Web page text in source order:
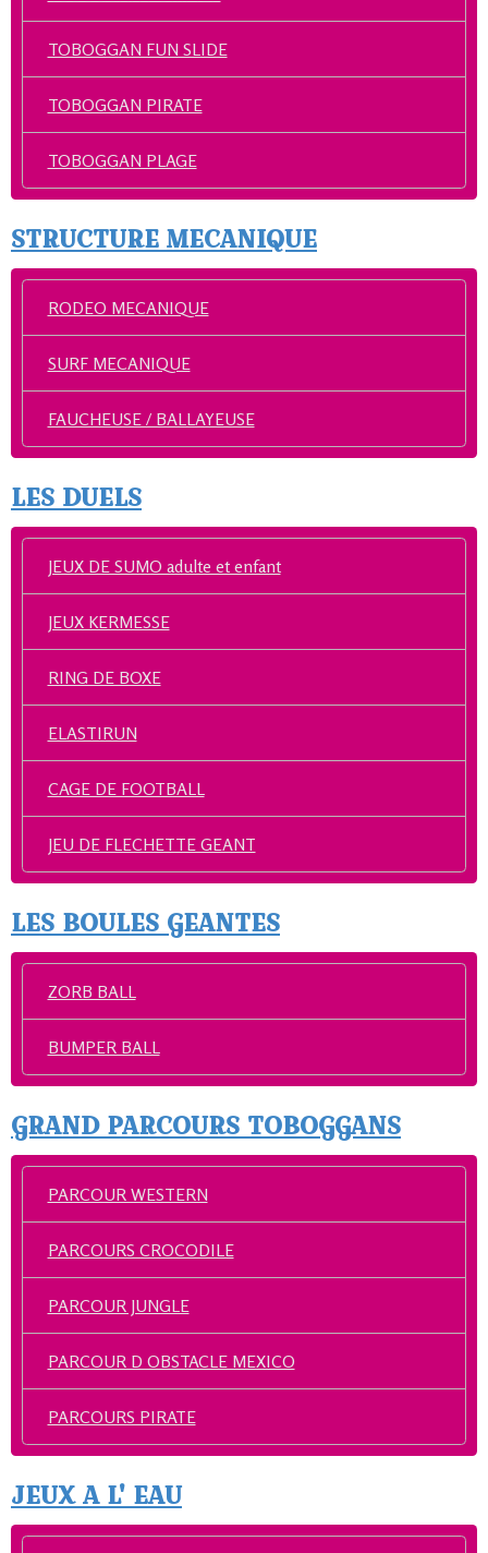
TOBOGGAN FUN SLIDE
TOBOGGAN PIRATE
TOBOGGAN PLAGE
STRUCTURE MECANIQUE
RODEO MECANIQUE
SURF MECANIQUE
FAUCHEUSE / BALLAYEUSE
LES DUELS
JEUX DE SUMO adulte et enfant
JEUX KERMESSE
RING DE BOXE
ELASTIRUN
CAGE DE FOOTBALL
JEU DE FLECHETTE GEANT
LES BOULES GEANTES
ZORB BALL
BUMPER BALL
GRAND PARCOURS TOBOGGANS
PARCOUR WESTERN
PARCOURS CROCODILE
PARCOUR JUNGLE
PARCOUR D OBSTACLE MEXICO
PARCOURS PIRATE
JEUX A L' EAU